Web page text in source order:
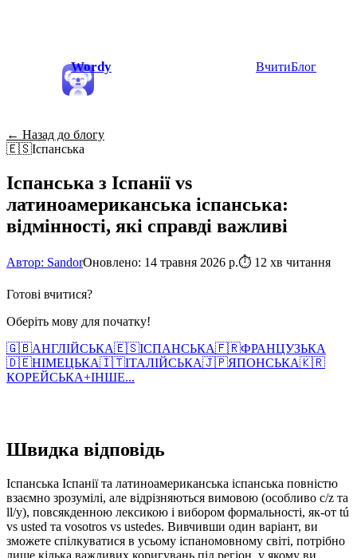
Wordy ВчитиБлог
← Назад до блогу
🇪🇸Іспанська
Іспанська з Іспанії vs
латиноамериканська іспанська:
відмінності, які справді важливі
Автор: SandorОновлено: 14 травня 2026 р.⏱ 12 хв читання
Готові вчитися?
Оберіть мову для початку!
🇬🇧АНГЛІЙСЬКА🇪🇸ІСПАНСЬКА🇫🇷ФРАНЦУЗЬКА
🇩🇪НІМЕЦЬКА🇮🇹ІТАЛІЙСЬКА🇯🇵ЯПОНСЬКА🇰🇷
КОРЕЙСЬКА+ІНШЕ...
Швидка відповідь
Іспанська Іспанії та латиноамериканська іспанська повністю
взаємно зрозумілі, але відрізняються вимовою (особливо c/z та
ll/y), повсякденною лексикою і вибором формальності, як-от tú
vs usted та vosotros vs ustedes. Вивчивши один варіант, ви
зможете спілкуватися в усьому іспаномовному світі, потрібно
лише кілька важливих коригувань під регіон, у якому ви